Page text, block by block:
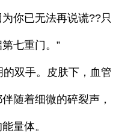
你已无法再说谎??只
七重门。”
双手。皮肤下，血管
随着细微的碎裂声，
量体。